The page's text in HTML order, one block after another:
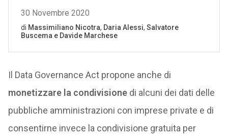
Il Data Governance Act propone anche di
monetizzare la condivisionedi alcuni dei dati delle
pubbliche amministrazioni con imprese private e di
consentirne invece la condivisione gratuita per